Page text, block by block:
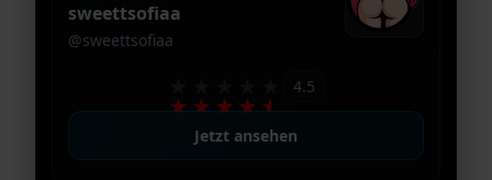
sweettsofiaa
@sweettsofiaa
★★★★★
4.5
Jetzt ansehen